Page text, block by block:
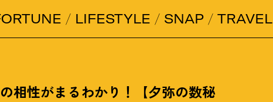
LIFESTYLE SNAP TRAVEL
相性がまるわかり ！
【夕弥の数秘